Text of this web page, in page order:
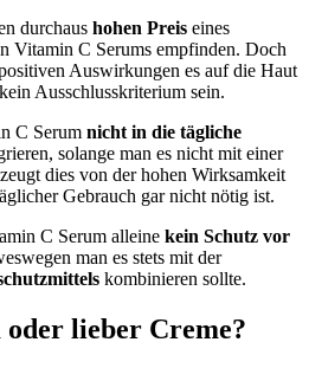
durchaus hohen Preis eines
Vitamin C Serums empfinden. Doch
Auswirkungen es auf die Haut
Ausschlusskriterium sein.
C Serum nicht in die tägliche
solange man es nicht mit einer
dies von der hohen Wirksamkeit
Gebrauch gar nicht nötig ist.
C Serum alleine kein Schutz vor
man es stets mit der
kombinieren sollte.
lieber Creme?